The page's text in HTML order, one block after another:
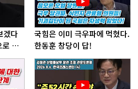
겠다
밀
국힘은 이미 극우파에 먹혔다.
한동훈 창당이 답!